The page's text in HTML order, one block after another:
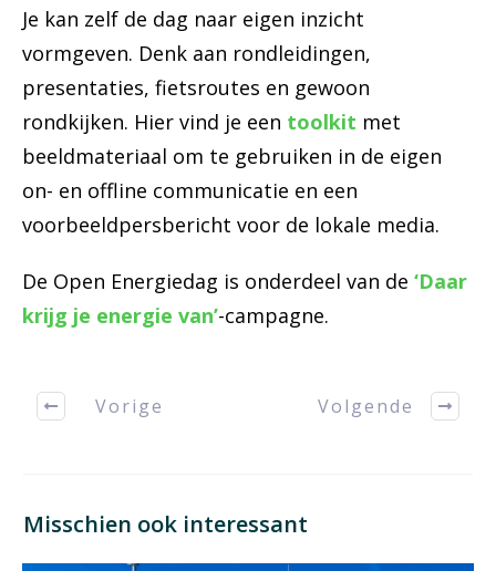
Je kan zelf de dag naar eigen inzicht
vormgeven. Denk aan rondleidingen,
presentaties, fietsroutes en gewoon
rondkijken. Hier vind je een toolkit met
beeldmateriaal om te gebruiken in de eigen
on- en offline communicatie en een
voorbeeldpersbericht voor de lokale media.
De Open Energiedag is onderdeel van de ‘Daar
krijg je energie van’-campagne.
Vorige Volgende
Misschien ook interessant